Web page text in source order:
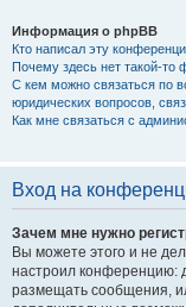
Информация о phpBB
Кто написал эту
Почему здесь нет такой-то
С кем можно связаться по
юридических вопросов,
Как мне связаться с
Вход на
Зачем мне нужно
Вы можете этого и не
настроил конференцию:
размещать сообщения,